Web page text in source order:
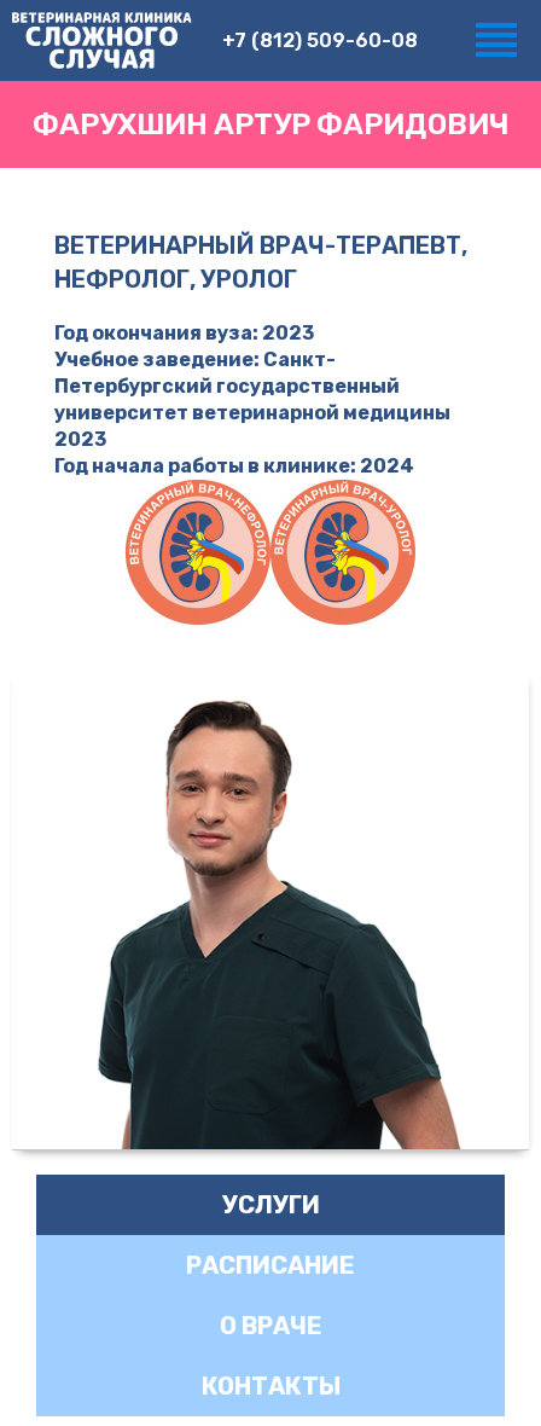
+7 (812) 509-60-08
ФАРУХШИН АРТУР ФАРИДОВИЧ
ВЕТЕРИНАРНЫЙ ВРАЧ-ТЕРАПЕВТ,
НЕФРОЛОГ, УРОЛОГ
Год окончания вуза: 2023
Учебное заведение: Санкт-
Петербургский государственный
университет ветеринарной медицины
2023
Год начала работы в клинике: 2024
УСЛУГИ
РАСПИСАНИЕ
О ВРАЧЕ
КОНТАКТЫ